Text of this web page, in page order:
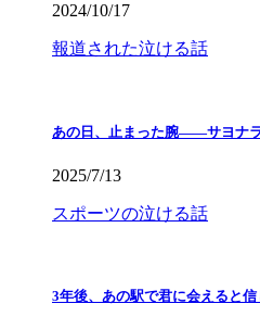
2024/10/17
報道された泣ける話
あの日、止まった腕――サヨナ
2025/7/13
スポーツの泣ける話
3年後、あの駅で君に会えると